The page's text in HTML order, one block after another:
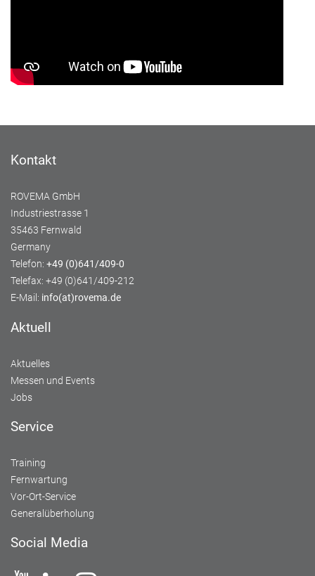
Kontakt
ROVEMA GmbH
Industriestrasse 1
35463 Fernwald
Germany
Telefon: +49 (0)641/409-0
Telefax: +49 (0)641/409-212
E-Mail: info(at)rovema.de
Aktuell
Aktuelles
Messen und Events
Jobs
Service
Training
Fernwartung
Vor-Ort-Service
Generalüberholung
Social Media